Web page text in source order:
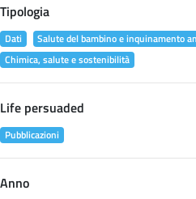
Tipologia
Dati
Salute del bambino e inquinamento
Chimica, salute e sostenibilità
Life persuaded
Pubblicazioni
Anno